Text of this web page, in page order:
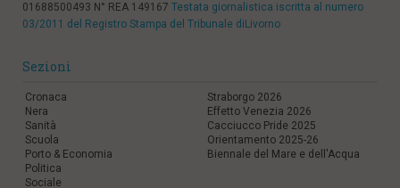
01688500493 N° REA 149167 Testata giornalistica iscritta al numero
03/2011 del Registro Stampa del Tribunale diLivorno
Sezioni
Cronaca
Nera
Sanità
Scuola
Porto & Economia
Politica
Sociale
Straborgo 2026
Effetto Venezia 2026
Cacciucco Pride 2025
Orientamento 2025-26
Biennale del Mare e dell'Acqua